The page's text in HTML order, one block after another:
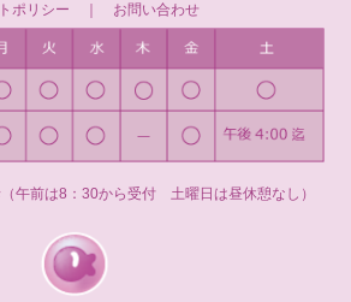
ポリシー お問い合わせ
午前は8：30から受付 土曜日は昼休憩なし）